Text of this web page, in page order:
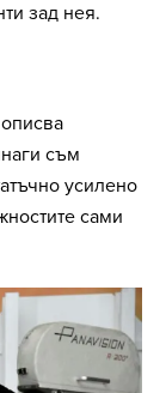
зад нея.
съм
усилено
сами